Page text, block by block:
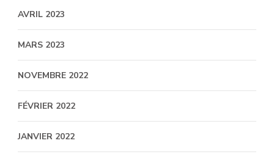
AVRIL 2023
MARS 2023
NOVEMBRE 2022
FÉVRIER 2022
JANVIER 2022